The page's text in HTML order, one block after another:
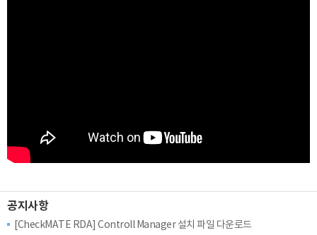
공지사항
[CheckMATE RDA] Controll Manager 설치 파일 다운로드